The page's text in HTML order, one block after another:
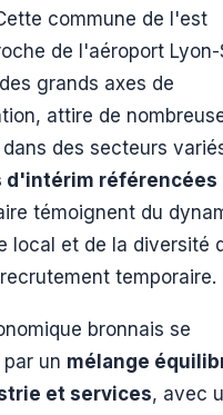
commune de l'est
de l'aéroport
grands axes de
attire de
des secteurs
d'intérim référencées
témoignent du
local et de la diversité
temporaire.
bronnais se
un mélange
et services, avec